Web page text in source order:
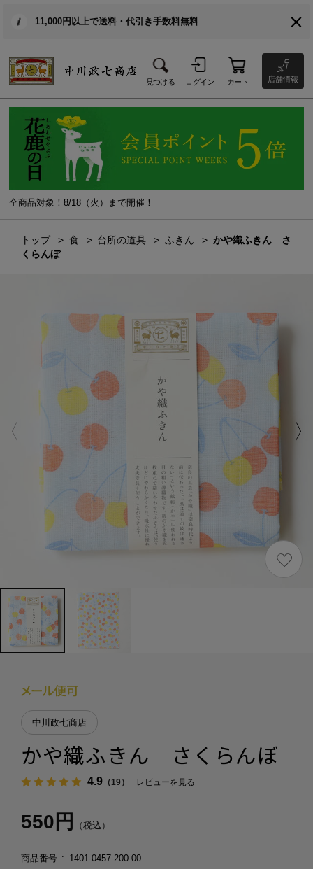
11,000円以上で送料・代引き手数料無料
見つける ログイン カート 店舗情報
全商品対象！8/18（火）まで開催！
トップ 食 台所の道具 ふきん
かや織ふきん さ
くらんぼ
中川政七商店
かや織ふきん さくらんぼ
4.9（19） レビューを見る
550円 （税込）
商品番号
1401-0457-200-00